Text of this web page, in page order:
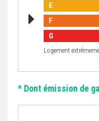
E
F
G
Logement
* Dont émission de